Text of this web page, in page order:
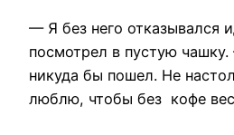
— Я без него отказывался
посмотрел в пустую
никуда бы пошел. Не
люблю, чтобы без кофе